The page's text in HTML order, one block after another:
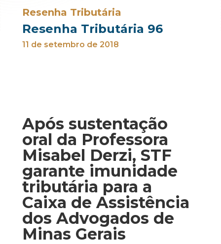
Resenha Tributária
Resenha Tributária 96
11 de setembro de 2018
Após sustentação
oral da Professora
Misabel Derzi, STF
garante imunidade
tributária para a
Caixa de Assistência
dos Advogados de
Minas Gerais